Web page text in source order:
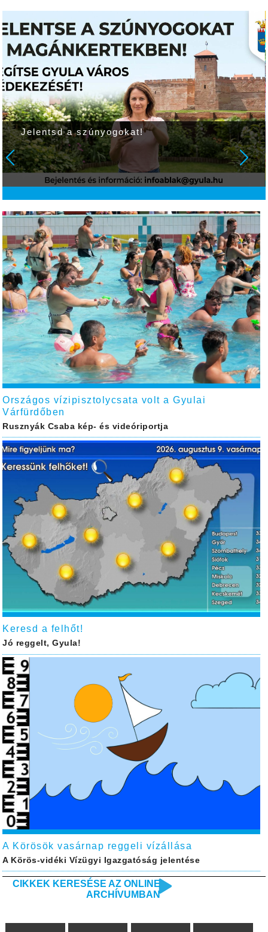
Jelentsd a szúnyogokat!
Országos vízipisztolycsata volt a Gyulai
Várfürdőben
Rusznyák Csaba kép- és videóriportja
Keresd a felhőt!
Jó reggelt, Gyula!
A Körösök vasárnap reggeli vízállása
A Körös-vidéki Vízügyi Igazgatóság jelentése
CIKKEK KERESÉSE AZ ONLINE
ARCHÍVUMBAN